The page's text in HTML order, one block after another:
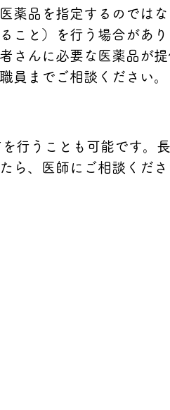
薬品を指定するのでは
こと）を行う場合があ
さんに必要な医薬品が
員までご相談ください。
行うことも可能です。
ら、医師にご相談くださ